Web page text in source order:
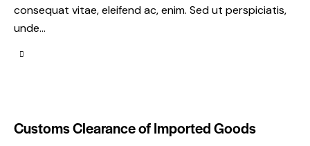
consequat vitae, eleifend ac, enim. Sed ut perspiciatis,
unde…
Customs Clearance of Imported Goods